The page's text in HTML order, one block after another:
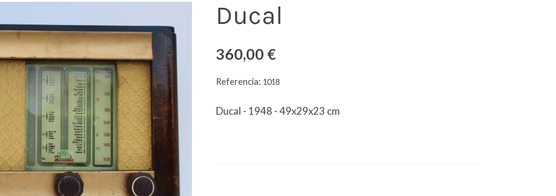
Ducal
360,00 €
Referencia: 1018
Ducal - 1948 - 49x29x23 cm